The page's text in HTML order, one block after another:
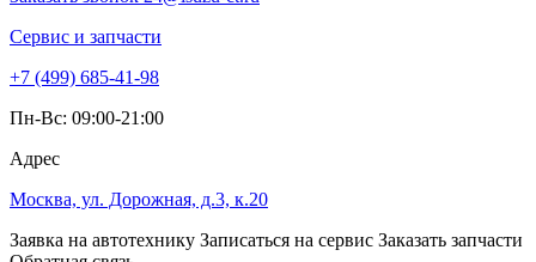
Сервис и запчасти
+7 (499) 685-41-98
Пн-Вс: 09:00-21:00
Адрес
Москва, ул. Дорожная, д.3, к.20
Заявка на автотехнику Записаться на сервис Заказать запчасти